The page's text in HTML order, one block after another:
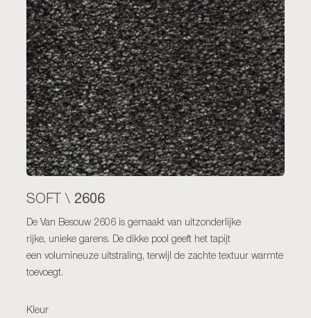
SOFT \ 2606
De Van Besouw 2606 is gemaakt van uitzonderlijke
rijke, unieke garens. De dikke pool geeft het tapijt
een volumineuze uitstraling, terwijl de zachte textuur warmte
toevoegt.
Kleur